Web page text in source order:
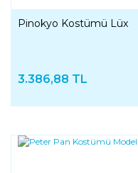
Pinokyo Kostümü Lüx
3.386,88 TL